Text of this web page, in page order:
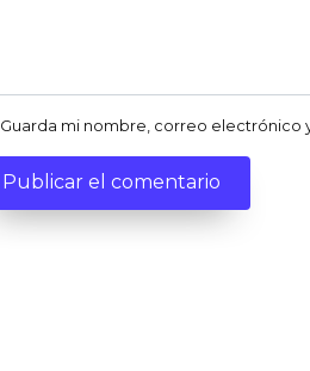
Guarda mi nombre, correo electrónico